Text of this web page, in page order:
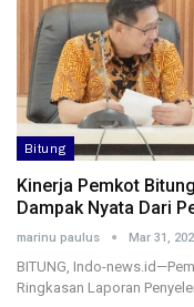
Bitung
Kinerja Pemkot
Dampak Nyata Dari
marinu paulus Mar 31,
BITUNG, Indo-
Ringkasan Laporan